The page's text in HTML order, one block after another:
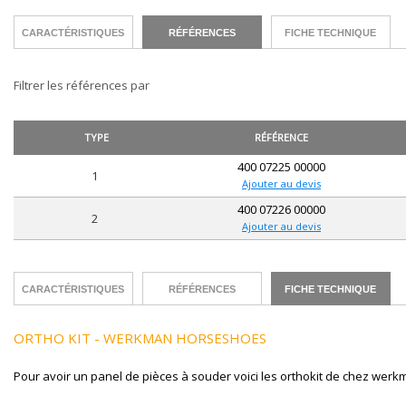
CARACTÉRISTIQUES RÉFÉRENCES FICHE TECHNIQUE
Filtrer les références par
TYPE RÉFÉRENCE
1
400 07225 00000
Ajouter au devis
2
400 07226 00000
Ajouter au devis
CARACTÉRISTIQUES RÉFÉRENCES FICHE TECHNIQUE
ORTHO KIT - WERKMAN HORSESHOES
Pour avoir un panel de pièces à souder voici les orthokit de chez